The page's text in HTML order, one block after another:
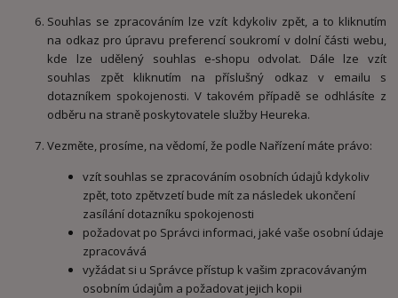
Souhlas se zpracováním lze vzít kdykoliv zpět, a to kliknutím
na odkaz pro úpravu preferencí soukromí v dolní části webu,
kde lze udělený souhlas e-shopu odvolat. Dále lze vzít
souhlas zpět kliknutím na příslušný odkaz v emailu s
dotazníkem spokojenosti. V takovém případě se odhlásíte z
odběru na straně poskytovatele služby Heureka.
Vezměte, prosíme, na vědomí, že podle Nařízení máte právo:
vzít souhlas se zpracováním osobních údajů kdykoliv
zpět, toto zpětvzetí bude mít za následek ukončení
zasílání dotazníku spokojenosti
požadovat po Správci informaci, jaké vaše osobní údaje
zpracovává
vyžádat si u Správce přístup k vašim zpracovávaným
osobním údajům a požadovat jejich kopii